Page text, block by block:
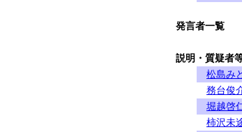
発言者一覧
説明・質疑者
松島み
務台俊
堀越啓
柿沢未